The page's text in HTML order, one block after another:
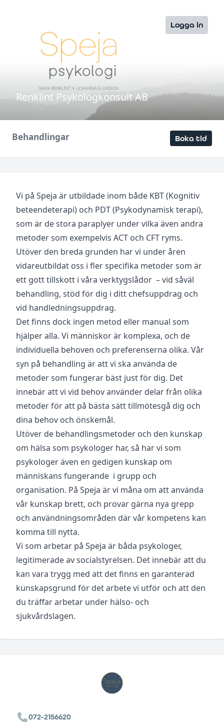
Logga in
Renklint Psykologkonsult AB
Behandlingar Boka tid
Vi på Speja är utbildade inom både KBT (Kognitiv
beteendeterapi) och PDT (Psykodynamisk terapi),
som är de stora paraplyer under vilka även andra
metoder som exempelvis ACT och CFT ryms.
Utöver den breda grunden har vi under åren
vidareutbildat oss i fler specifika metoder som är
ett gott tillskott i våra verktygslådor – vid såväl
behandling, stöd för dig i ditt chefsuppdrag och
vid handledningsuppdrag.
Det finns dock ingen metod eller manual som
hjälper alla. Vi människor är komplexa, och de
individuella behoven och preferenserna olika. Vår
syn på behandling är att vi ska använda de
metoder som fungerar bäst just för dig. Det
innebär att vi vid behov använder delar från olika
metoder för att på bästa sätt tillmötesgå dig och
dina behov och önskemål.
Utöver de behandlingsmetoder och den kunskap
om hälsa som psykologer har, så har vi som
psykologer även en gedigen kunskap om
människans fungerande i grupp och
organisation. På Speja är vi måna om att använda
vår kunskap brett, och provar gärna nya grepp
och användningsområden där vår kompetens kan
komma till nytta.
Vi som arbetar på Speja är båda psykologer,
legitimerade av socialstyrelsen. Det innebär att du
kan vara trygg med att det finns en garanterad
kunskapsgrund för det arbete vi utför och att den
du träffar arbetar under hälso- och
sjukvårdslagen.
072-2156620